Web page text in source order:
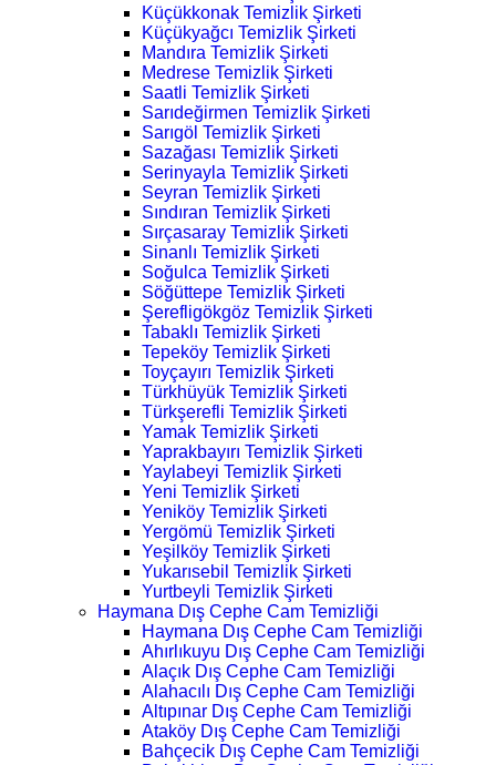
Küçükkonak Temizlik Şirketi
Küçükyağcı Temizlik Şirketi
Mandıra Temizlik Şirketi
Medrese Temizlik Şirketi
Saatli Temizlik Şirketi
Sarıdeğirmen Temizlik Şirketi
Sarıgöl Temizlik Şirketi
Sazağası Temizlik Şirketi
Serinyayla Temizlik Şirketi
Seyran Temizlik Şirketi
Sındıran Temizlik Şirketi
Sırçasaray Temizlik Şirketi
Sinanlı Temizlik Şirketi
Soğulca Temizlik Şirketi
Söğüttepe Temizlik Şirketi
Şerefligökgöz Temizlik Şirketi
Tabaklı Temizlik Şirketi
Tepeköy Temizlik Şirketi
Toyçayırı Temizlik Şirketi
Türkhüyük Temizlik Şirketi
Türkşerefli Temizlik Şirketi
Yamak Temizlik Şirketi
Yaprakbayırı Temizlik Şirketi
Yaylabeyi Temizlik Şirketi
Yeni Temizlik Şirketi
Yeniköy Temizlik Şirketi
Yergömü Temizlik Şirketi
Yeşilköy Temizlik Şirketi
Yukarısebil Temizlik Şirketi
Yurtbeyli Temizlik Şirketi
Haymana Dış Cephe Cam Temizliği
Haymana Dış Cephe Cam Temizliği
Ahırlıkuyu Dış Cephe Cam Temizliği
Alaçık Dış Cephe Cam Temizliği
Alahacılı Dış Cephe Cam Temizliği
Altıpınar Dış Cephe Cam Temizliği
Ataköy Dış Cephe Cam Temizliği
Bahçecik Dış Cephe Cam Temizliği